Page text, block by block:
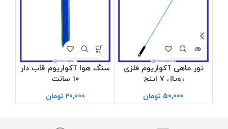
تور ماهی آکواریوم فلزی
رویال 7 اینچ
50,000 تومان
سنگ هوا آکواریوم قاب دار
۱۰ سانت
20,000 تومان